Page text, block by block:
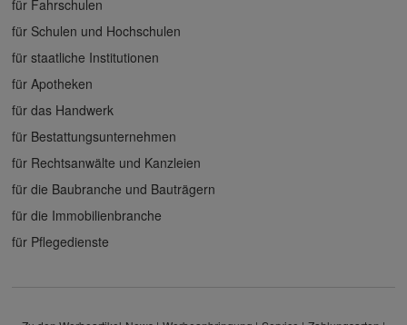
für Fahrschulen
für Schulen und Hochschulen
für staatliche Institutionen
für Apotheken
für das Handwerk
für Bestattungsunternehmen
für Rechtsanwälte und Kanzleien
für die Baubranche und Bauträgern
für die Immobilienbranche
für Pflegedienste